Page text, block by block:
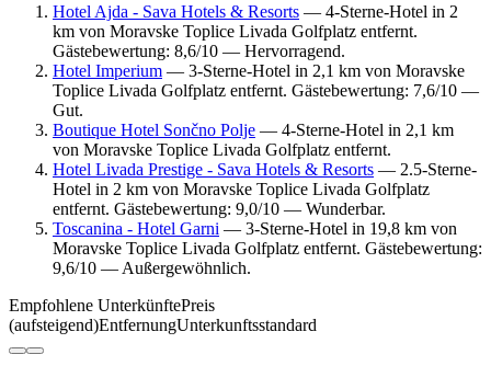
Hotel Ajda - Sava Hotels & Resorts — 4-Sterne-Hotel in 2
km von Moravske Toplice Livada Golfplatz entfernt.
Gästebewertung: 8,6/10 — Hervorragend.
Hotel Imperium — 3-Sterne-Hotel in 2,1 km von Moravske
Toplice Livada Golfplatz entfernt. Gästebewertung: 7,6/10 —
Gut.
Boutique Hotel Sončno Polje — 4-Sterne-Hotel in 2,1 km
von Moravske Toplice Livada Golfplatz entfernt.
Hotel Livada Prestige - Sava Hotels & Resorts — 2.5-Sterne-
Hotel in 2 km von Moravske Toplice Livada Golfplatz
entfernt. Gästebewertung: 9,0/10 — Wunderbar.
Toscanina - Hotel Garni — 3-Sterne-Hotel in 19,8 km von
Moravske Toplice Livada Golfplatz entfernt. Gästebewertung:
9,6/10 — Außergewöhnlich.
Empfohlene UnterkünftePreis
(aufsteigend)EntfernungUnterkunftsstandard